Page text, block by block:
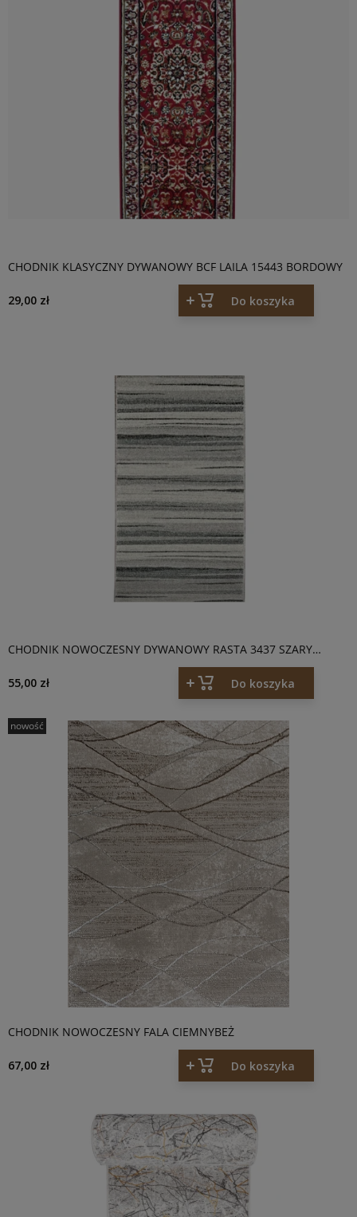
CHODNIK KLASYCZNY DYWANOWY BCF LAILA 15443 BORDOWY
29,00 zł Do koszyka
CHODNIK NOWOCZESNY DYWANOWY RASTA 3437 SZARY
55,00 zł
Do koszyka
CHODNIK NOWOCZESNY FALA CIEMNYBEŻ
67,00 zł Do koszyka
nowość